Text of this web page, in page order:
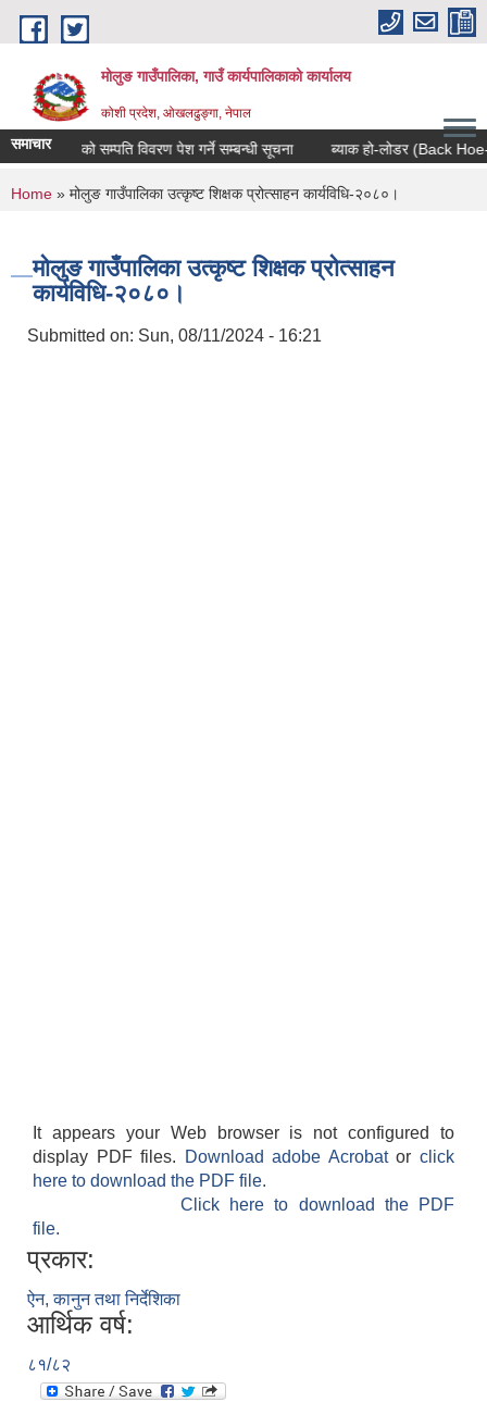
Skip to main content
मोलुङ गाउँपालिका, गाउँ कार्यपालिकाको कार्यालय
कोशी प्रदेश, ओखलढुङ्गा, नेपाल
समाचार
०८३ को सम्पति विवरण पेश गर्ने सम्बन्धी सूचना ब्याक हो-लोडर (Back Hoe-
You are here
Home » मोलुङ गाउँपालिका उत्कृष्ट शिक्षक प्रोत्साहन कार्यविधि-२०८०।
मोलुङ गाउँपालिका उत्कृष्ट शिक्षक प्रोत्साहन
कार्यविधि-२०८०।
Submitted on: Sun, 08/11/2024 - 16:21
It appears your Web browser is not configured to
display PDF files.
Download adobe Acrobatorclick
here to download the PDF file.
Click here to download the PDF
file.
प्रकार:
ऐन, कानुन तथा निर्देशिका
आर्थिक वर्ष:
८१/८२